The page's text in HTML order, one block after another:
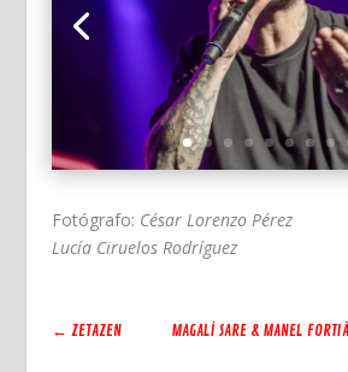
Fotógrafo: César Lorenzo
Lucía Ciruelos Rodríguez
← ZETAZEN MAGALÍ SARE & MANEL FORTIÀ